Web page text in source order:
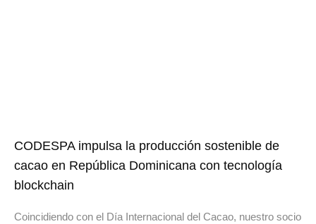
CODESPA impulsa la producción sostenible de
cacao en República Dominicana con tecnología
blockchain
Coincidiendo con el Día Internacional del Cacao, nuestro socio